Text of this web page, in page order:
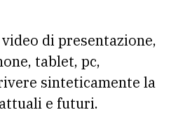
di presentazione,
tablet, pc,
sinteticamente la
e futuri.